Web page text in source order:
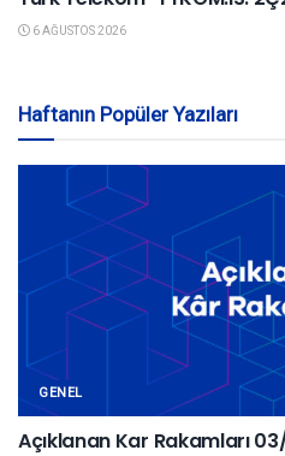
6 AĞUSTOS 2026
Haftanın Popüler Yazıları
GENEL
Açıklanan Kar Rakamları